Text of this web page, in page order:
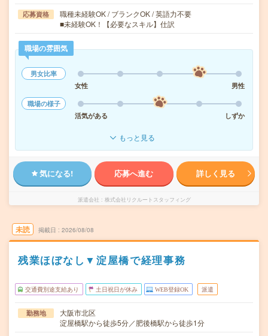
応募資格
職種未経験OK / ブランクOK / 英語力不要
■未経験OK！【必要なスキル】仕訳
職場の雰囲気
男女比率
女性
男性
職場の様子
活気がある
しずか
もっと見る
気になる! 応募へ進む 詳しく見る
派遣会社 株式会社リクルートスタッフィング
未読 掲載日 2026/08/08
残業ほぼなし▼淀屋橋で経理事務
交通費別途支給あり 土日祝日が休み WEB登録OK 派遣
勤務地
大阪市北区
淀屋橋駅から徒歩5分／肥後橋駅から徒歩1分